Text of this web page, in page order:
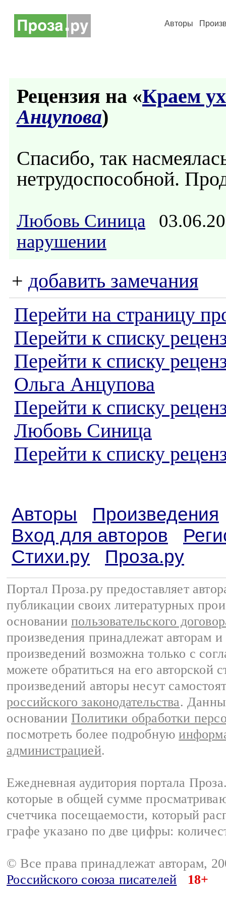
Авторы
Рецензия на «Краем
Анцупова)
Спасибо, так
нетрудоспособной.
Любовь Синица
нарушении
+ добавить замечания
Перейти на страницу
Перейти к списку
Перейти к списку
Ольга Анцупова
Перейти к списку
Любовь Синица
Перейти к списку
Авторы
Произведения
Вход для авторов
Стихи.ру
Проза.ру
Портал Проза.ру предоставляет
публикации своих литературных
основании пользовательского
произведения принадлежат авторам
произведений возможна только с
можете обратиться на его авторской
произведений авторы несут
российского законодательства.
основании Политики обработки
посмотреть более подробную
администрацией.
Ежедневная аудитория портала
которые в общей сумме
счетчика посещаемости, который
графе указано по две цифры:
© Все права принадлежат авторам,
Российского союза писателей
18+